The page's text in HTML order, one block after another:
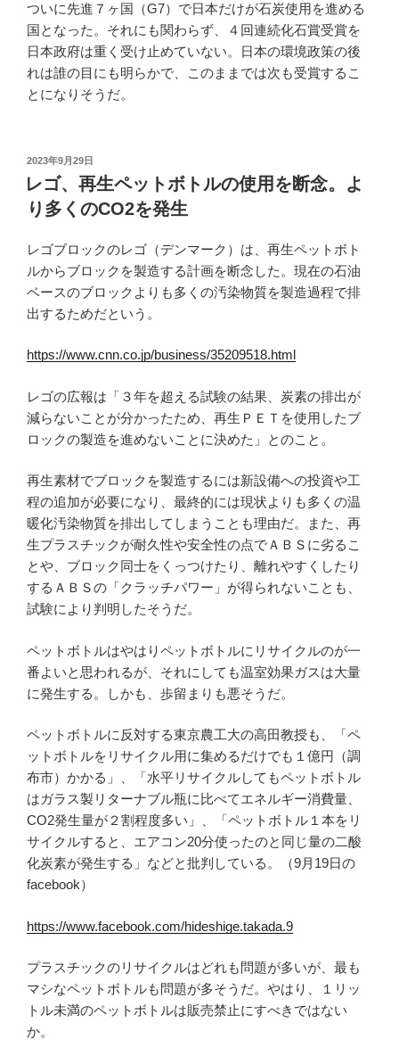
ついに先進７ヶ国（G7）で日本だけが石炭使用を進める
国となった。それにも関わらず、４回連続化石賞受賞を
日本政府は重く受け止めていない。日本の環境政策の後
れは誰の目にも明らかで、このままでは次も受賞するこ
とになりそうだ。
投
稿
日:
2023年9月29日
レゴ、再生ペットボトルの使用を断念。よ
り多くのCO2を発生
レゴブロックのレゴ（デンマーク）は、再生ペットボト
ルからブロックを製造する計画を断念した。現在の石油
ベースのブロックよりも多くの汚染物質を製造過程で排
出するためだという。
https://www.cnn.co.jp/business/35209518.html
レゴの広報は「３年を超える試験の結果、炭素の排出が
減らないことが分かったため、再生ＰＥＴを使用したブ
ロックの製造を進めないことに決めた」とのこと。
再生素材でブロックを製造するには新設備への投資や工
程の追加が必要になり、最終的には現状よりも多くの温
暖化汚染物質を排出してしまうことも理由だ。また、再
生プラスチックが耐久性や安全性の点でＡＢＳに劣るこ
とや、ブロック同士をくっつけたり、離れやすくしたり
するＡＢＳの「クラッチパワー」が得られないことも、
試験により判明したそうだ。
ペットボトルはやはりペットボトルにリサイクルのが一
番よいと思われるが、それにしても温室効果ガスは大量
に発生する。しかも、歩留まりも悪そうだ。
ペットボトルに反対する東京農工大の高田教授も、「ペ
ットボトルをリサイクル用に集めるだけでも１億円（調
布市）かかる」、「水平リサイクルしてもペットボトル
はガラス製リターナブル瓶に比べてエネルギー消費量、
CO2発生量が２割程度多い」、「ペットボトル１本をリ
サイクルすると、エアコン20分使ったのと同じ量の二酸
化炭素が発生する」などと批判している。（9月19日の
facebook）
https://www.facebook.com/hideshige.takada.9
プラスチックのリサイクルはどれも問題が多いが、最も
マシなペットボトルも問題が多そうだ。やはり、１リッ
トル未満のペットボトルは販売禁止にすべきではない
か。